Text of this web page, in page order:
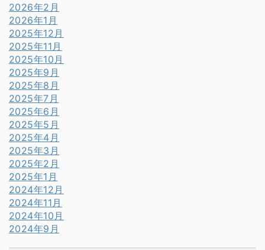
2026年2月
2026年1月
2025年12月
2025年11月
2025年10月
2025年9月
2025年8月
2025年7月
2025年6月
2025年5月
2025年4月
2025年3月
2025年2月
2025年1月
2024年12月
2024年11月
2024年10月
2024年9月